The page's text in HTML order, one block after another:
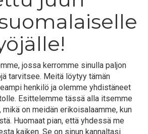
jossa kerromme sinulla paljon
tarvitsee. Meitä löytyy tämän
henkilö ja olemme yhdistäneet
Esittelemme tässä alla itsemme
mikä on meidän erikoisalaamme, kun
Huomaat pian, että yhdessä me
kaiken. Se on sinun kannaltasi